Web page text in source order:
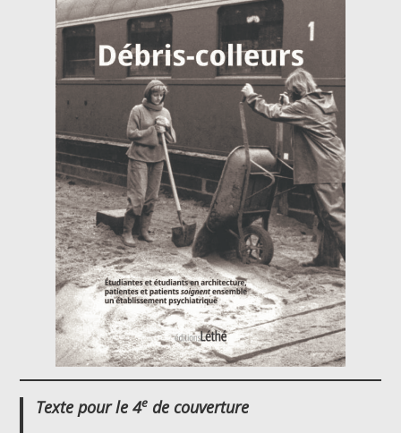
Texte pour le 4e de couverture